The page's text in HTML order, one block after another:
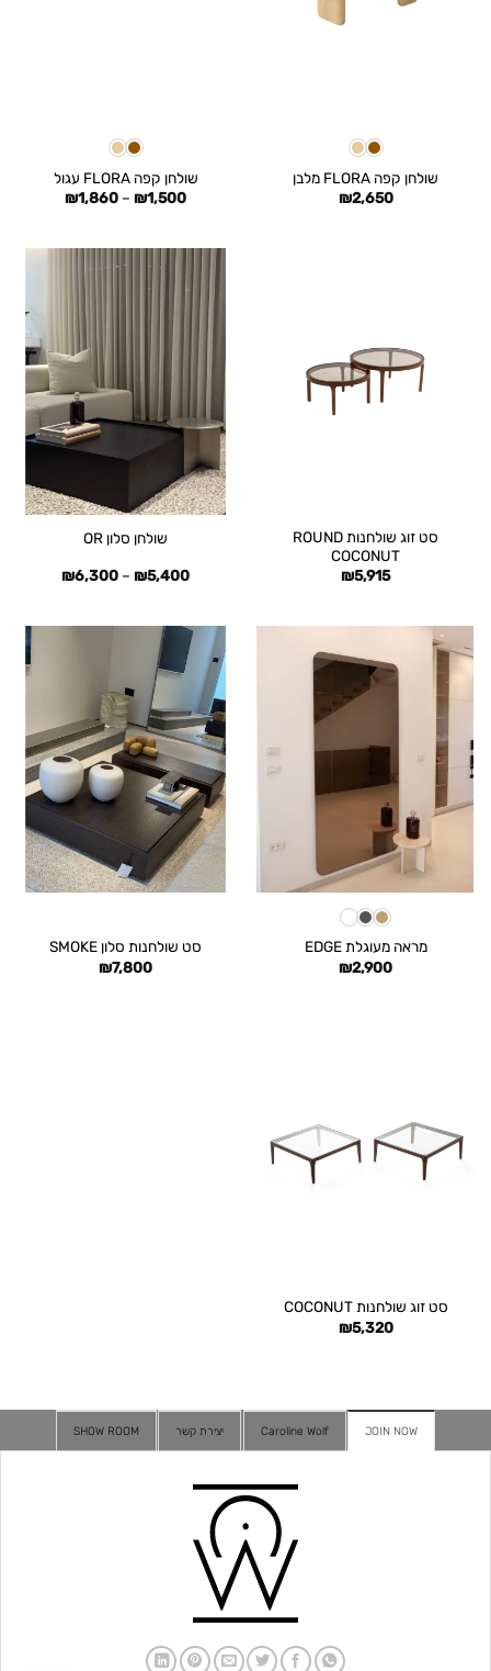
שולחן קפה FLORA מלבן
₪2,650
שולחן קפה FLORA עגול
₪1,500
–
₪1,860
סט זוג שולחנות ROUND
COCONUT
₪5,915
שולחן סלון OR
₪5,400
–
₪6,300
מראה מעוגלת EDGE
₪2,900
סט שולחנות סלון SMOKE
₪7,800
סט זוג שולחנות COCONUT
₪5,320
JOIN NOW
Caroline Wolf יצירת קשר SHOW ROOM